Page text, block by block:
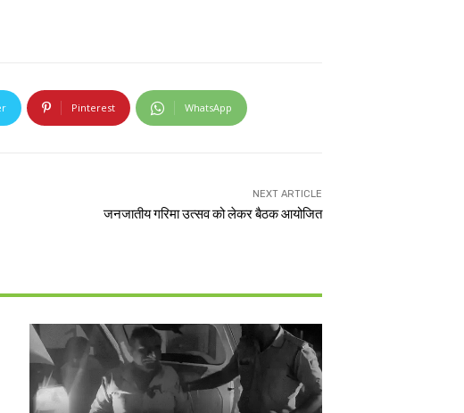
Pinterest WhatsApp
NEXT ARTICLE
जनजातीय गरिमा उत्सव को लेकर बैठक आयोजित